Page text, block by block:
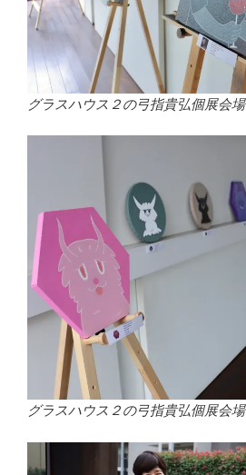
グラスハウス２の弓指貴弘個展会場
グラスハウス２の弓指貴弘個展会場